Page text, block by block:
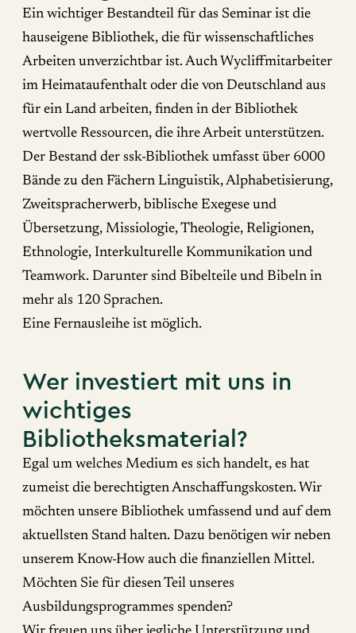
Ein wichtiger Bestandteil für das Seminar ist die
hauseigene Bibliothek, die für wissenschaftliches
Arbeiten unverzichtbar ist. Auch Wycliffmitarbeiter
im Heimataufenthalt oder die von Deutschland aus
für ein Land arbeiten, finden in der Bibliothek
wertvolle Ressourcen, die ihre Arbeit unterstützen.
Der Bestand der ssk-Bibliothek umfasst über 6000
Bände zu den Fächern Linguistik, Alphabetisierung,
Zweitspracherwerb, biblische Exegese und
Übersetzung, Missiologie, Theologie, Religionen,
Ethnologie, Interkulturelle Kommunikation und
Teamwork. Darunter sind Bibelteile und Bibeln in
mehr als 120 Sprachen.
Eine Fernausleihe ist möglich.
Wer investiert mit uns in
wichtiges
Bibliotheksmaterial?
Egal um welches Medium es sich handelt, es hat
zumeist die berechtigten Anschaffungskosten. Wir
möchten unsere Bibliothek umfassend und auf dem
aktuellsten Stand halten. Dazu benötigen wir neben
unserem Know-How auch die finanziellen Mittel.
Möchten Sie für diesen Teil unseres
Ausbildungsprogrammes spenden?